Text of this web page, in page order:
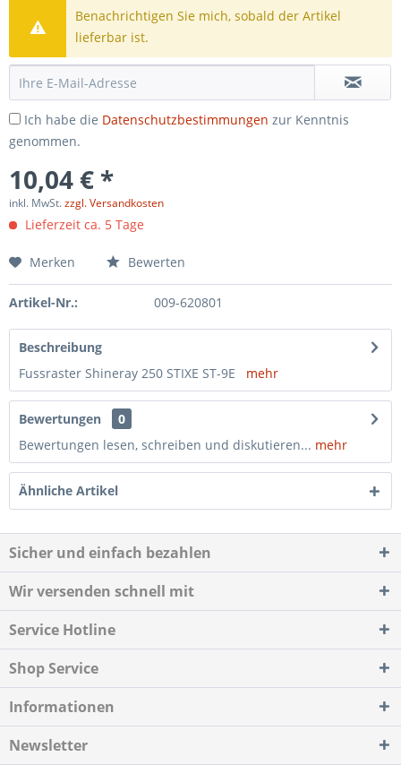
Benachrichtigen Sie mich, sobald der Artikel
lieferbar ist.
Ich habe die Datenschutzbestimmungen zur Kenntnis
genommen.
10,04 € *
inkl. MwSt.zzgl. Versandkosten
Lieferzeit ca. 5 Tage
Merken Bewerten
Artikel-Nr.: 009-620801
Beschreibung
Fussraster Shineray 250 STIXE ST-9E mehr
Bewertungen
0
Bewertungen lesen, schreiben und diskutieren... mehr
Ähnliche Artikel
Sicher und einfach bezahlen
Wir versenden schnell mit
Service Hotline
Shop Service
Informationen
Newsletter